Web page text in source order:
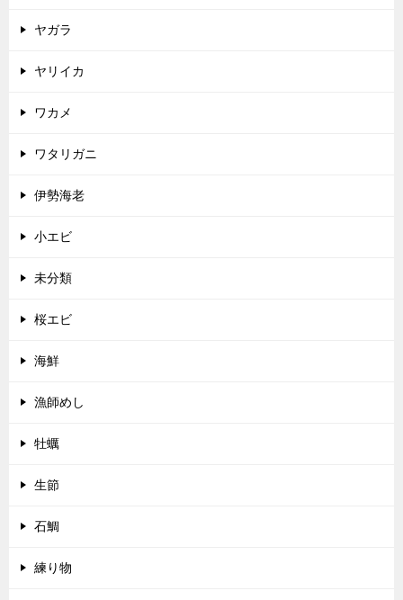
ヤガラ
ヤリイカ
ワカメ
ワタリガニ
伊勢海老
小エビ
未分類
桜エビ
海鮮
漁師めし
牡蠣
生節
石鯛
練り物